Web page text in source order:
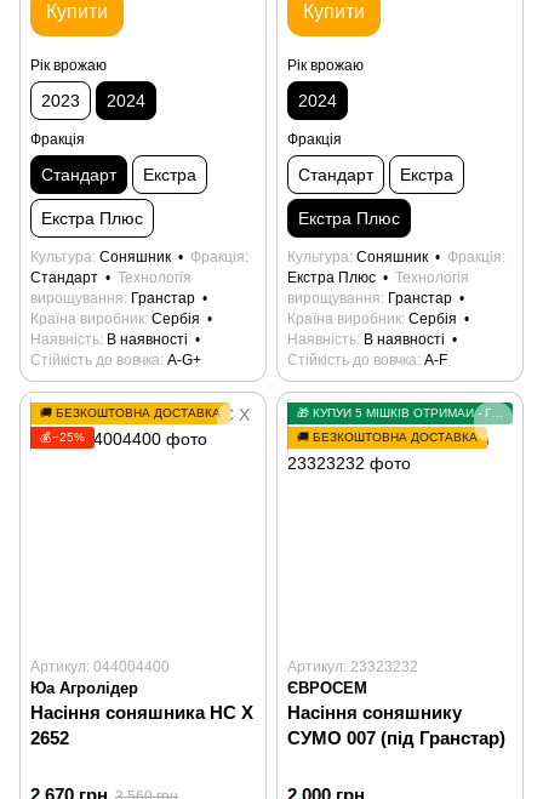
Купити
Рік врожаю
2023 2024
Фракція
Стандарт Екстра
Екстра Плюс
Культура Соняшник
Фракція
Стандарт
Технологія
вирощування
Гранстар
Країна виробник Сербія
Наявність В наявності
Стійкість до вовчка А-G+
Купити
Рік врожаю
2024
Фракція
Стандарт Екстра
Екстра Плюс
Культура Соняшник
Фракція
Екстра Плюс
Технологія
вирощування
Гранстар
Країна виробник Сербія
Наявність В наявності
Стійкість до вовчка А-F
🚚 БЕЗКОШТОВНА ДОСТАВКА
💰−25%
Артикул: 044004400
Юа Агролідер
Насіння соняшника НС Х
2652
🎁 КУПУЙ 5 МІШКІВ ОТРИМАЙ - ГРАНСТАР У ПОДАРУНОК
🚚 БЕЗКОШТОВНА ДОСТАВКА
Артикул: 23323232
ЄВРОСЕМ
Насіння соняшнику
СУМО 007 (під Гранстар)